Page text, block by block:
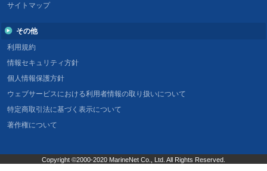
サイトマップ
その他
利用規約
情報セキュリティ方針
個人情報保護方針
ウェブサービスにおける利用者情報の取り扱いについて
特定商取引法に基づく表示について
著作権について
Copyright ©2000-2020 MarineNet Co., Ltd. All Rights Reserved.